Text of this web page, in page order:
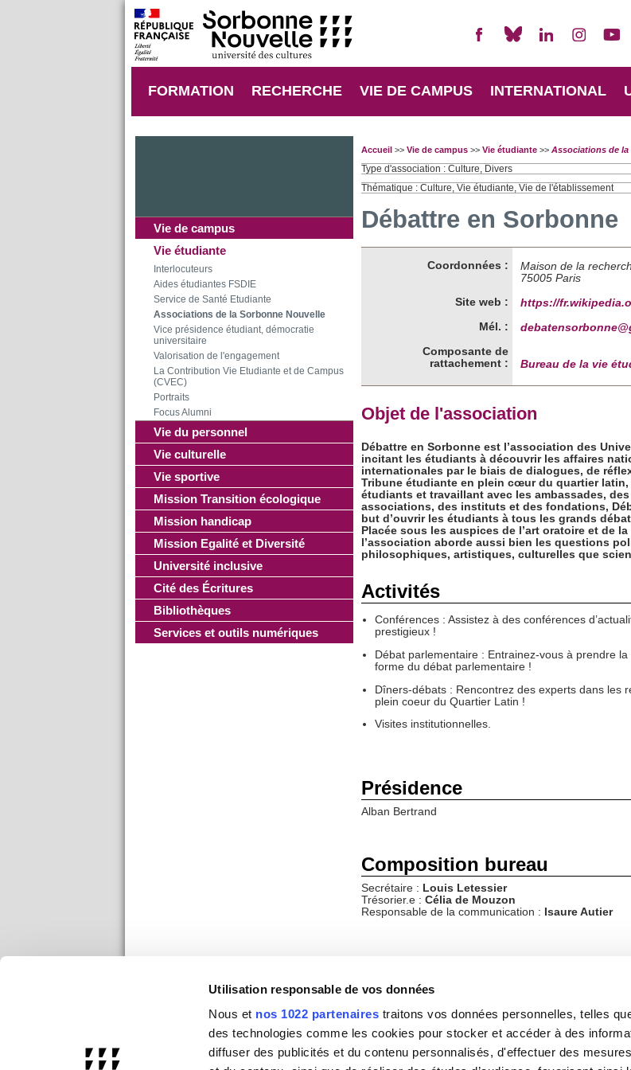
Utilisation responsable de vos données
Nous et nos 1022 partenaires traitons vos données personnelles, telles
des technologies comme les cookies pour stocker et accéder à des
diffuser des publicités et du contenu personnalisés, d'effectuer des
FORMATION RECHERCHE VIE DE CAMPUS INTERNATIONAL
Vie de campus
Vie étudiante
Interlocuteurs
Aides étudiantes FSDIE
Service de Santé Etudiante
Associations de la Sorbonne Nouvelle
Vice présidence étudiant, démocratie
universitaire
Valorisation de l'engagement
La Contribution Vie Etudiante et de Campus
(CVEC)
Portraits
Focus Alumni
Vie du personnel
Vie culturelle
Vie sportive
Mission Transition écologique
Mission handicap
Mission Egalité et Diversité
Université inclusive
Cité des Écritures
Bibliothèques
Services et outils numériques
Accueil>> Vie de campus>> Vie étudiante>> Associations de la
Type d'association : Culture, Divers
Thématique : Culture, Vie étudiante, Vie de l'établissement
Débattre en Sorbonne
Coordonnées :
Maison de la
75005 Paris
Site web :
https://
Mél. :
Composante de
rattachement :
Bureau de la vie
Objet de l'association
Débattre en Sorbonne est l’association des
incitant les étudiants à découvrir les affaires
internationales par le biais de dialogues, de
Tribune étudiante en plein cœur du quartier latin,
étudiants et travaillant avec les ambassades, des
associations, des instituts et des fondations,
but d’ouvrir les étudiants à tous les grands
Placée sous les auspices de l’art oratoire et de
l’association aborde aussi bien les questions
philosophiques, artistiques, culturelles que
Activités
Conférences : Assistez à des conférences
prestigieux !
Débat parlementaire : Entrainez-vous à prendre
forme du débat parlementaire !
Dîners-débats : Rencontrez des experts dans les
plein coeur du Quartier Latin !
Visites institutionnelles.
Présidence
Alban Bertrand
Composition bureau
Secrétaire : Louis Letessier
Trésorier.e : Célia de Mouzon
Responsable de la communication : Isaure Autier
30€
Informations